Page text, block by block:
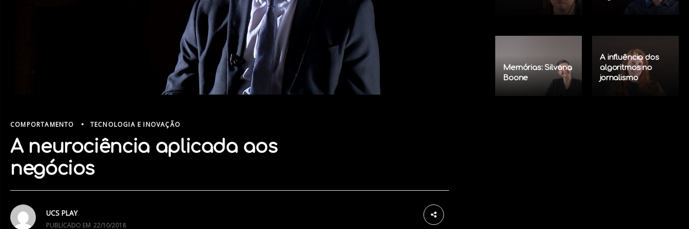
COMPORTAMENTO TECNOLOGIA E INOVAÇÃO
A neurociência aplicada aos
negócios
UCS PLAY
PUBLICADO EM 22/10/2018
Memórias: Silvana
Boone
A influência dos
algoritmos no
jornalismo